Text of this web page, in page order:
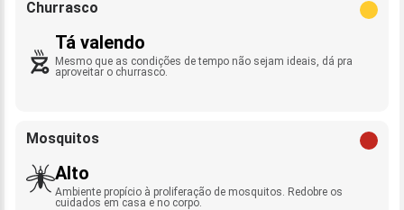
Churrasco
Tá valendo
Mesmo que as condições de tempo não sejam ideais, dá pra
aproveitar o churrasco.
Mosquitos
Alto
Ambiente propício à proliferação de mosquitos. Redobre os
cuidados em casa e no corpo.